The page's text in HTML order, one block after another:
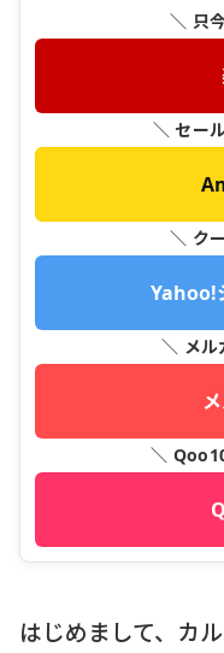
＼ 只
＼ セー
＼ ク
Yahoo!
＼ メル
＼
はじめまして、カ